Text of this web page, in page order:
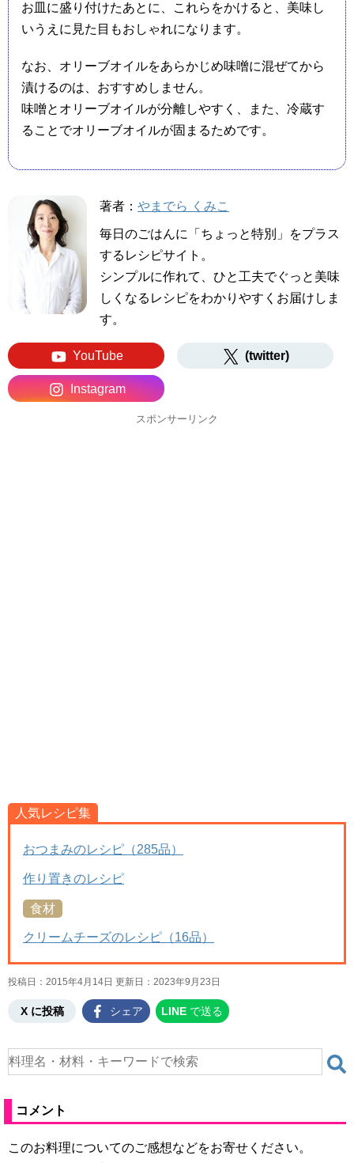
お皿に盛り付けたあとに、これらをかけると、美味し
いうえに見た目もおしゃれになります。
なお、オリーブオイルをあらかじめ味噌に混ぜてから
漬けるのは、おすすめしません。
味噌とオリーブオイルが分離しやすく、また、冷蔵す
ることでオリーブオイルが固まるためです。
著者： やまでら くみこ
毎日のごはんに「ちょっと特別」をプラス
するレシピサイト。
シンプルに作れて、ひと工夫でぐっと美味
しくなるレシピをわかりやすくお届けしま
す。
YouTube (twitter)
Instagram
スポンサーリンク
人気レシピ集
おつまみのレシピ（285品）
作り置きのレシピ
食材
クリームチーズのレシピ（16品）
投稿日：2015年4月14日 更新日： 2023年9月23日
X に投稿 シェア LINE で送る
コメント
このお料理についてのご感想などをお寄せください。